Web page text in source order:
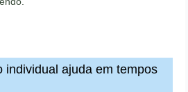
individual ajuda em tempos